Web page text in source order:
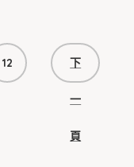
12 下
一
頁